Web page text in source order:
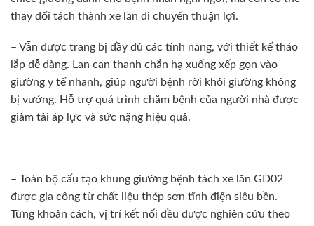
thay đổi tách thành xe lăn di chuyển thuận lợi.
– Vẫn được trang bị đầy đủ các tính năng, với thiết kế tháo
lắp dễ dàng. Lan can thanh chắn hạ xuống xếp gọn vào
giường y tế nhanh, giúp người bệnh rời khỏi giường không
bị vướng. Hỗ trợ quá trình chăm bệnh của người nhà được
giảm tải áp lực và sức nặng hiệu quả.
– Toàn bộ cấu tạo khung giường bệnh tách xe lăn GD02
được gia công từ chất liệu thép sơn tĩnh điện siêu bền.
Từng khoản cách, vị trí kết nối đều được nghiên cứu theo